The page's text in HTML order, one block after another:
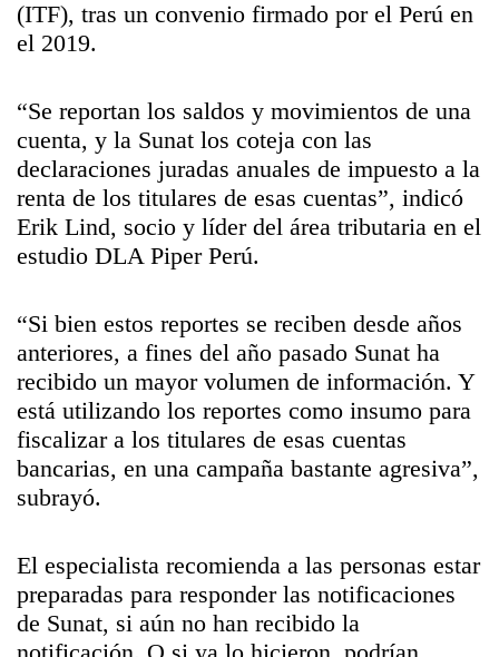
(ITF), tras un convenio firmado por el Perú en
el 2019.
“Se reportan los saldos y movimientos de una
cuenta, y la Sunat los coteja con las
declaraciones juradas anuales de impuesto a la
renta de los titulares de esas cuentas”, indicó
Erik Lind, socio y líder del área tributaria en el
estudio DLA Piper Perú.
“Si bien estos reportes se reciben desde años
anteriores, a fines del año pasado Sunat ha
recibido un mayor volumen de información. Y
está utilizando los reportes como insumo para
fiscalizar a los titulares de esas cuentas
bancarias, en una campaña bastante agresiva”,
subrayó.
El especialista recomienda a las personas estar
preparadas para responder las notificaciones
de Sunat, si aún no han recibido la